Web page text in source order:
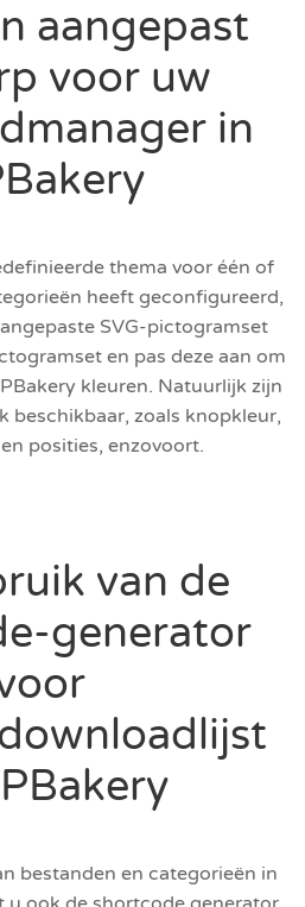
aangepast
voor uw
in
thema voor één of
heeft geconfigureerd,
SVG-pictogramset
en pas deze aan om
kleuren. Natuurlijk zijn
beschikbaar, zoals knopkleur,
posities, enzovoort.
van de
generator
bestanden en categorieën in